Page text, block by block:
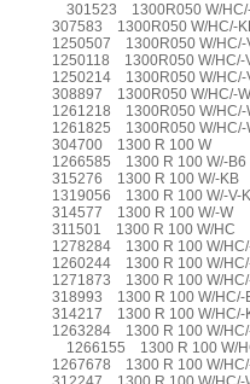
301523 1300R050 W/
307583 1300R050 W/HC/-
1250507 1300R050 W/
1250118 1300R050 W/HC/-
1250214 1300R050 W/HC/-
308897 1300R050 W/HC/-
1261218 1300R050 W/
1261825 1300R050 W/HC/-
304700 1300 R 100 W
1266585 1300 R 100 W/-B6
315276 1300 R 100 W/-KB
1319056 1300 R 100 W/-V-
314577 1300 R 100 W/-W
311501 1300 R 100 W/HC
1278284 1300 R 100 W/
1260244 1300 R 100 W/
1271873 1300 R 100 W/
318993 1300 R 100 W/
314217 1300 R 100 W/HC/-
1263284 1300 R 100 W/
1266155 1300 R 100 W/
1267678 1300 R 100 W/